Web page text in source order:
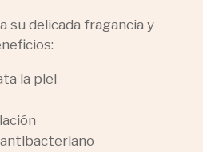
su delicada fragancia y
la piel